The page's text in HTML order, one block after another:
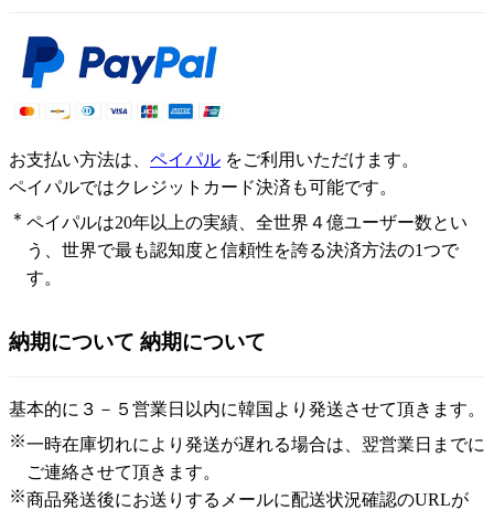
お支払い方法は、 ペイパル をご利用いただけます。
ペイパルではクレジットカード決済も可能です。
＊ ペイパルは20年以上の実績、全世界４億ユーザー数とい
う、世界で最も認知度と信頼性を誇る決済方法の1つで
す。
納期について 納期について
基本的に３－５営業日以内に韓国より発送させて頂きます。
※一時在庫切れにより発送が遅れる場合は、翌営業日までに
ご連絡させて頂きます。
※商品発送後にお送りするメールに配送状況確認のURLが